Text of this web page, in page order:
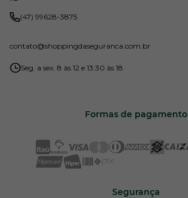
(47) 99628-3875
contato@shoppingdaseguranca.com.br
Seg. a sex. 8 às 12 e 13:30 às 18
Formas de pagamento
Segurança